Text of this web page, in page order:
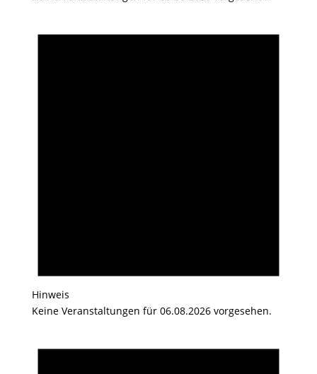
Hinweis
Keine Veranstaltungen für 06.08.2026 vorgesehen.